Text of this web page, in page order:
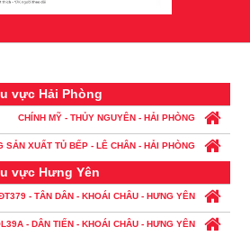
vực Hải Phòng
CHÍNH MỸ - THỦY NGUYÊN - HẢI PHÒNG
SẢN XUẤT TỦ BẾP - LÊ CHÂN - HẢI PHÒNG
vực Hưng Yên
- TÂN DÂN - KHOÁI CHÂU - HƯNG YÊN
- DÂN TIẾN - KHOÁI CHÂU - HƯNG YÊN